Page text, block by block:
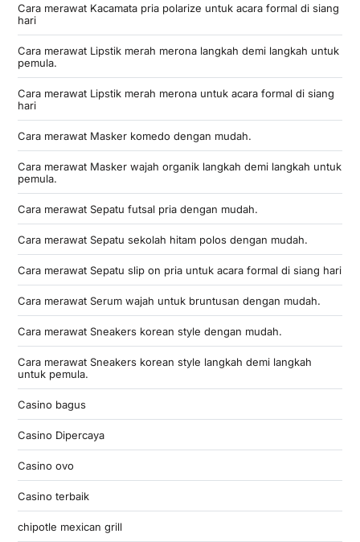
Cara merawat Kacamata pria polarize untuk acara formal di siang
hari
Cara merawat Lipstik merah merona langkah demi langkah untuk
pemula.
Cara merawat Lipstik merah merona untuk acara formal di siang
hari
Cara merawat Masker komedo dengan mudah.
Cara merawat Masker wajah organik langkah demi langkah untuk
pemula.
Cara merawat Sepatu futsal pria dengan mudah.
Cara merawat Sepatu sekolah hitam polos dengan mudah.
Cara merawat Sepatu slip on pria untuk acara formal di siang hari
Cara merawat Serum wajah untuk bruntusan dengan mudah.
Cara merawat Sneakers korean style dengan mudah.
Cara merawat Sneakers korean style langkah demi langkah
untuk pemula.
Casino bagus
Casino Dipercaya
Casino ovo
Casino terbaik
chipotle mexican grill